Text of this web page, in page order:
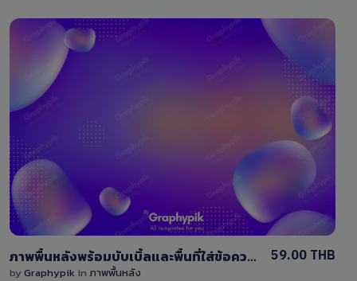
ภาพพื้นหลังพร้อมบับเบิ้ลและพื้นที่ใส่ข้อความ / abstract background
by Graphypik in ภาพพื้นหลัง
59.00 THB